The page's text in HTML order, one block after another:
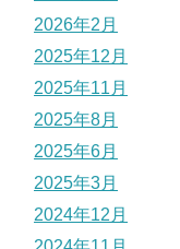
2026年2月
2025年12月
2025年11月
2025年8月
2025年6月
2025年3月
2024年12月